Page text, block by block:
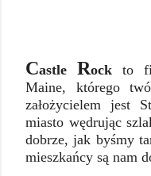
CastleRock
to
Maine, którego
założycielem jest
miasto wędrując
dobrze, jak byśmy
mieszkańcy są nam